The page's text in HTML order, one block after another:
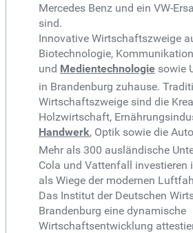
Mercedes Benz und ein VW-
sind.
Innovative Wirtschaftszweige
Biotechnologie,
und Medientechnologie sowie
in Brandenburg zuhause.
Wirtschaftszweige sind die
Holzwirtschaft,
Handwerk, Optik sowie die
Mehr als 300 ausländische
Cola und Vattenfall investieren
als Wiege der modernen
Das Institut der Deutschen
Brandenburg eine dynamische
Wirtschaftsentwicklung